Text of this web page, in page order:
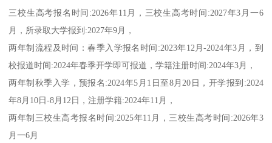
三校生高考报名时间:2026年11月，三校生高考时间:2027年3月一6
月，所录取大学报到:2027年9月，
两年制流程及时间：春季入学报名时间:2023年12月-2024年3月，到
校报道时间:2024年春季开学即可报道，学籍注册时间:2024年3月，
两年制秋季入学，预报名:2024年5月1日至8月20日，开学报到:2024
年8月10日-8月12日，注册学籍:2024年11月，
两年制三校生高考报名时间:2025年11月，三校生高考时间:2026年3
月一6月